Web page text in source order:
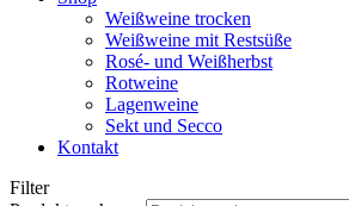
Weißweine trocken
Weißweine mit Restsüße
Rosé- und Weißherbst
Rotweine
Lagenweine
Sekt und Secco
Kontakt
Filter